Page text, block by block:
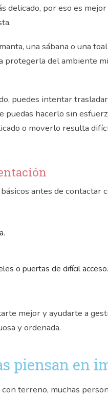
delicado, por eso es
una sábana o una
del ambiente
puedes intentar
puedas hacerlo sin
o moverlo resulta
antes de contactar
o puertas de difícil acceso.
mejor y ayudarte a
y ordenada.
piensan en
terreno, muchas